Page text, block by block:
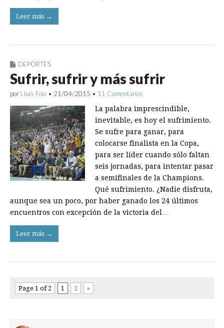
Leer más →
DEPORTES
Sufrir, sufrir y más sufrir
por Lluís Foix • 21/04/2015 • 11 Comentarios
La palabra imprescindible,
inevitable, es hoy el sufrimiento.
Se sufre para ganar, para
colocarse finalista en la Copa,
para ser líder cuando sólo faltan
seis jornadas, para intentar pasar
a semifinales de la Champions.
Qué sufrimiento. ¿Nadie disfruta,
aunque sea un poco, por haber ganado los 24 últimos
encuentros con excepción de la victoria del…
Leer más →
Page 1 of 2 1 2 »